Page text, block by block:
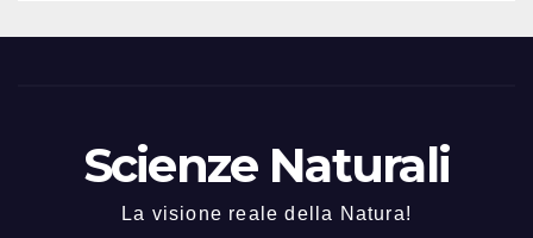
Scienze Naturali
La visione reale della Natura!